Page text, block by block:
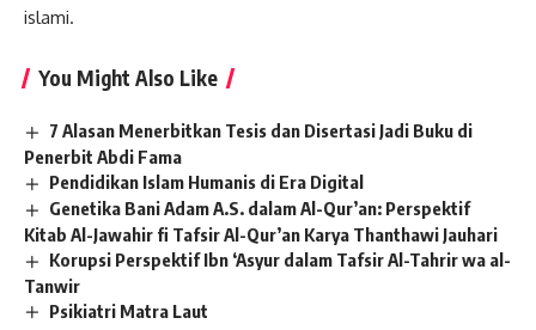
islami.
You Might Also Like
7 Alasan Menerbitkan Tesis dan Disertasi Jadi Buku di
Penerbit Abdi Fama
Pendidikan Islam Humanis di Era Digital
Genetika Bani Adam A.S. dalam Al-Qur’an: Perspektif
Kitab Al-Jawahir fi Tafsir Al-Qur’an Karya Thanthawi Jauhari
Korupsi Perspektif Ibn ‘Asyur dalam Tafsir Al-Tahrir wa al-
Tanwir
Psikiatri Matra Laut